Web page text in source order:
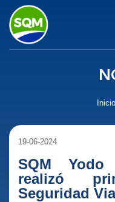
Inicio
19-06-2024
SQM Yodo
realizó
Seguridad